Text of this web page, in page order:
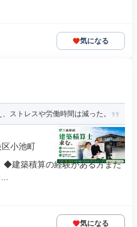
気になる
ストレスや労働時間は減った。
小池町
◆建築積算の経験がある方また
気になる